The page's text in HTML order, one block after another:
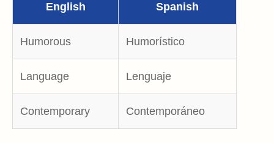
English Spanish
Humorous Humorístico
Language Lenguaje
Contemporary Contemporáneo